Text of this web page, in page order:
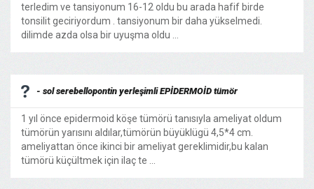
terledim ve tansiyonum 16-12 oldu bu arada hafif birde
tonsilit geciriyordum . tansiyonum bir daha yükselmedi.
dilimde azda olsa bir uyuşma oldu ...
- sol serebellopontin yerleşimli EPİDERMOİD tümör
1 yıl önce epidermoid köşe tümörü tanısıyla ameliyat oldum
tümörün yarısını aldılar,tümörün büyüklügü 4,5*4 cm.
ameliyattan önce ikinci bir ameliyat gereklimidir,bu kalan
tümörü küçültmek için ilaç te ...